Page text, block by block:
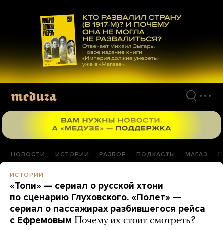
материалам
НОВОСТИ ИСТОРИИ РАЗБОР ПОДКАСТЫ МАГАЗ
ИСТОРИИ
«Топи» — сериал о русской хтони
по сценарию Глуховского. «Полет» —
сериал о пассажирах разбившегося рейса
с Ефремовым Почему их стоит смотреть?